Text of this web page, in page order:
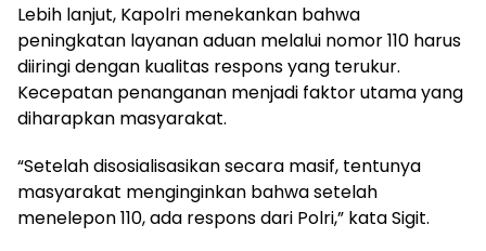
Lebih lanjut, Kapolri menekankan bahwa
peningkatan layanan aduan melalui nomor 110 harus
diiringi dengan kualitas respons yang terukur.
Kecepatan penanganan menjadi faktor utama yang
diharapkan masyarakat.
“Setelah disosialisasikan secara masif, tentunya
masyarakat menginginkan bahwa setelah
menelepon 110, ada respons dari Polri,” kata Sigit.